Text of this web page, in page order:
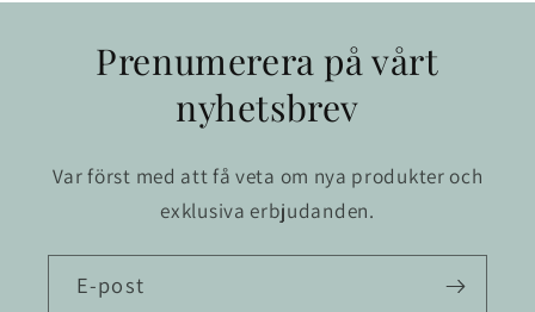
Prenumerera på vårt
nyhetsbrev
Var först med att få veta om nya produkter och
exklusiva erbjudanden.
E-post